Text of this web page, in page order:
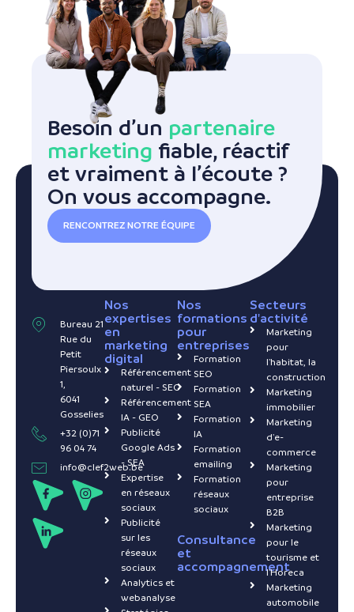
Besoin d’un partenaire
marketing fiable, réactif
et vraiment à l’écoute ?
On vous accompagne.
RENCONTREZ NOTRE ÉQUIPE
Bureau 21
Rue du
Petit
Piersoulx
1,
6041
Gosselies
+32 (0)71
96 04 74
info@clef2web.be
Nos
expertises
en
marketing
digital
Référencement
naturel - SEO
Référencement
IA - GEO
Publicité
Google Ads
- SEA
Expertise
en réseaux
sociaux
Publicité
sur les
réseaux
sociaux
Analytics et
webanalyse
Nos
formations
pour
entreprises
Formation
SEO
Formation
SEA
Formation
IA
Formation
emailing
Formation
réseaux
sociaux
Consultance
et
accompagnement
Secteurs
d'activité
Marketing
pour
l'habitat, la
construction
Marketing
immobilier
Marketing
d'e-
commerce
Marketing
pour
entreprise
B2B
Marketing
pour le
tourisme et
l'Horeca
Marketing
automobile